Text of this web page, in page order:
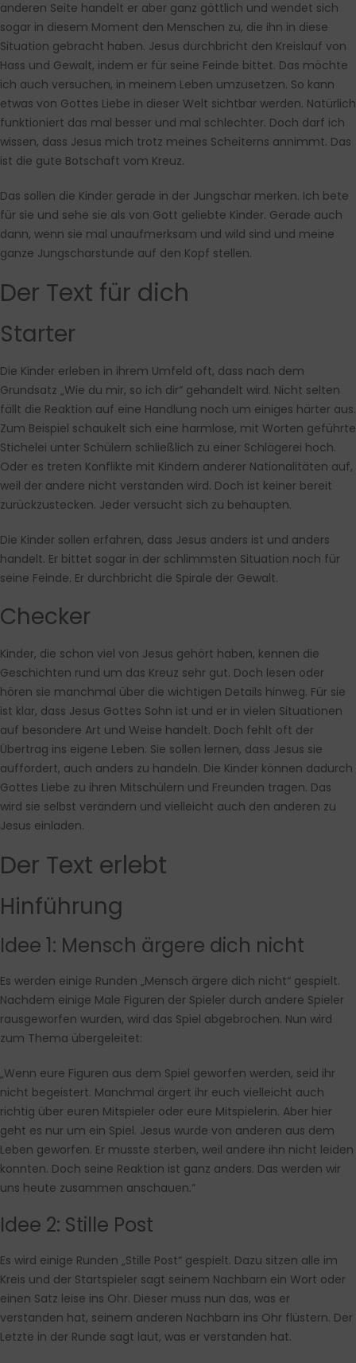
anderen Seite handelt er aber ganz göttlich und wendet sich
sogar in diesem Moment den Menschen zu, die ihn in diese
Situation gebracht haben. Jesus durchbricht den Kreislauf von
Hass und Gewalt, indem er für seine Feinde bittet. Das möchte
ich auch versuchen, in meinem Leben umzusetzen. So kann
etwas von Gottes Liebe in dieser Welt sichtbar werden. Natürlich
funktioniert das mal besser und mal schlechter. Doch darf ich
wissen, dass Jesus mich trotz meines Scheiterns annimmt. Das
ist die gute Botschaft vom Kreuz.
Das sollen die Kinder gerade in der Jungschar merken. Ich bete
für sie und sehe sie als von Gott geliebte Kinder. Gerade auch
dann, wenn sie mal unaufmerksam und wild sind und meine
ganze Jungscharstunde auf den Kopf stellen.
Der Text für dich
Starter
Die Kinder erleben in ihrem Umfeld oft, dass nach dem
Grundsatz „Wie du mir, so ich dir“ gehandelt wird. Nicht selten
fällt die Reaktion auf eine Handlung noch um einiges härter aus.
Zum Beispiel schaukelt sich eine harmlose, mit Worten geführte
Stichelei unter Schülern schließlich zu einer Schlägerei hoch.
Oder es treten Konflikte mit Kindern anderer Nationalitäten auf,
weil der andere nicht verstanden wird. Doch ist keiner bereit
zurückzustecken. Jeder versucht sich zu behaupten.
Die Kinder sollen erfahren, dass Jesus anders ist und anders
handelt. Er bittet sogar in der schlimmsten Situation noch für
seine Feinde. Er durchbricht die Spirale der Gewalt.
Checker
Kinder, die schon viel von Jesus gehört haben, kennen die
Geschichten rund um das Kreuz sehr gut. Doch lesen oder
hören sie manchmal über die wichtigen Details hinweg. Für sie
ist klar, dass Jesus Gottes Sohn ist und er in vielen Situationen
auf besondere Art und Weise handelt. Doch fehlt oft der
Übertrag ins eigene Leben. Sie sollen lernen, dass Jesus sie
auffordert, auch anders zu handeln. Die Kinder können dadurch
Gottes Liebe zu ihren Mitschülern und Freunden tragen. Das
wird sie selbst verändern und vielleicht auch den anderen zu
Jesus einladen.
Der Text erlebt
Hinführung
Idee 1: Mensch ärgere dich nicht
Es werden einige Runden „Mensch ärgere dich nicht“ gespielt.
Nachdem einige Male Figuren der Spieler durch andere Spieler
rausgeworfen wurden, wird das Spiel abgebrochen. Nun wird
zum Thema übergeleitet:
„Wenn eure Figuren aus dem Spiel geworfen werden, seid ihr
nicht begeistert. Manchmal ärgert ihr euch vielleicht auch
richtig über euren Mitspieler oder eure Mitspielerin. Aber hier
geht es nur um ein Spiel. Jesus wurde von anderen aus dem
Leben geworfen. Er musste sterben, weil andere ihn nicht leiden
konnten. Doch seine Reaktion ist ganz anders. Das werden wir
uns heute zusammen anschauen.“
Idee 2: Stille Post
Es wird einige Runden „Stille Post“ gespielt. Dazu sitzen alle im
Kreis und der Startspieler sagt seinem Nachbarn ein Wort oder
einen Satz leise ins Ohr. Dieser muss nun das, was er
verstanden hat, seinem anderen Nachbarn ins Ohr flüstern. Der
Letzte in der Runde sagt laut, was er verstanden hat.